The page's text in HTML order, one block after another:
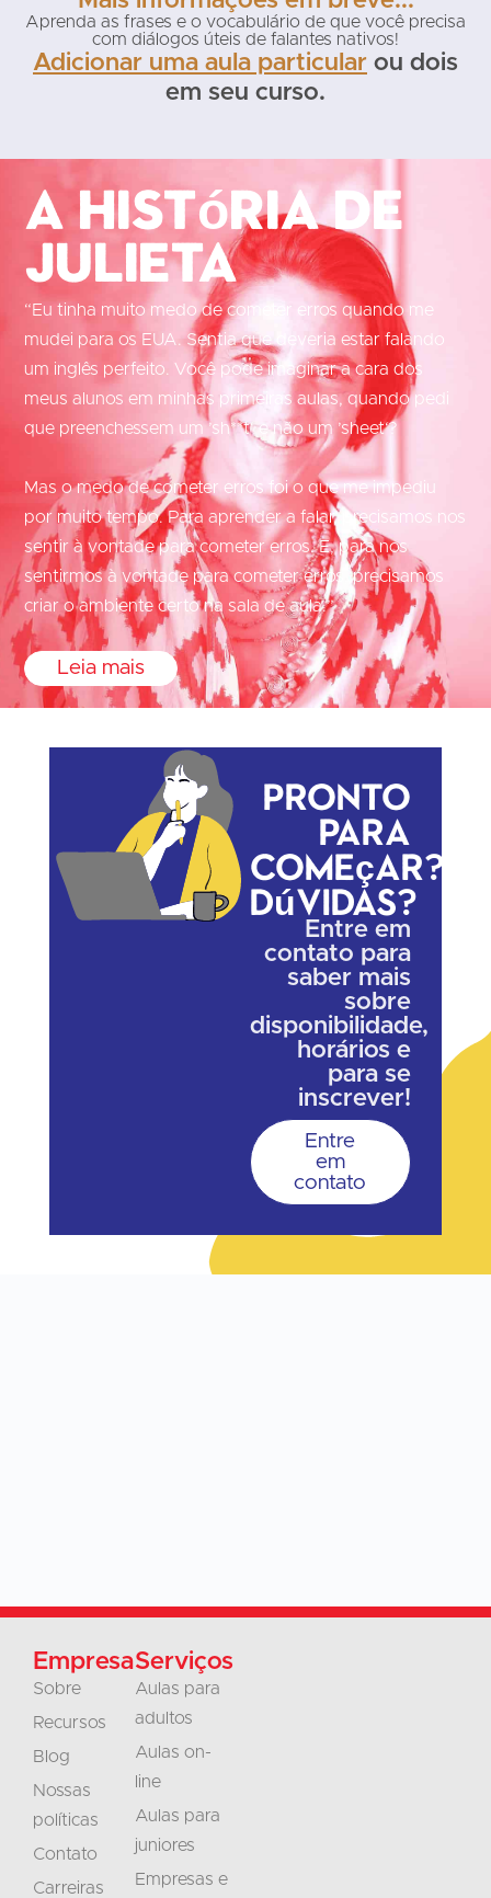
Aprenda as frases e o vocabulário de que você precisa
com diálogos úteis de falantes nativos!
Adicionar uma aula particular ou dois
em seu curso.
A história de
Julieta
“Eu tinha muito medo de cometer erros quando me
mudei para os EUA. Sentia que deveria estar falando
um inglês perfeito. Você pode imaginar a cara dos
meus alunos em minhas primeiras aulas, quando pedi
que preenchessem um ’sh**t‘ e não um ’sheet‘?
Mas o medo de cometer erros foi o que me impediu
por muito tempo. Para aprender a falar, precisamos nos
sentir à vontade para cometer erros. E, para nos
sentirmos à vontade para cometer erros, precisamos
criar o ambiente certo na sala de aula.”
Leia mais
Pronto
para
começar?
Dúvidas?
Entre em
contato para
saber mais
sobre
disponibilidade,
horários e
para se
inscrever!
Entre
em
contato
Empresa
Sobre
Recursos
Blog
Nossas
políticas
Contato
Carreiras
Serviços
Aulas para
adultos
Aulas on-
line
Aulas para
juniores
Empresas e